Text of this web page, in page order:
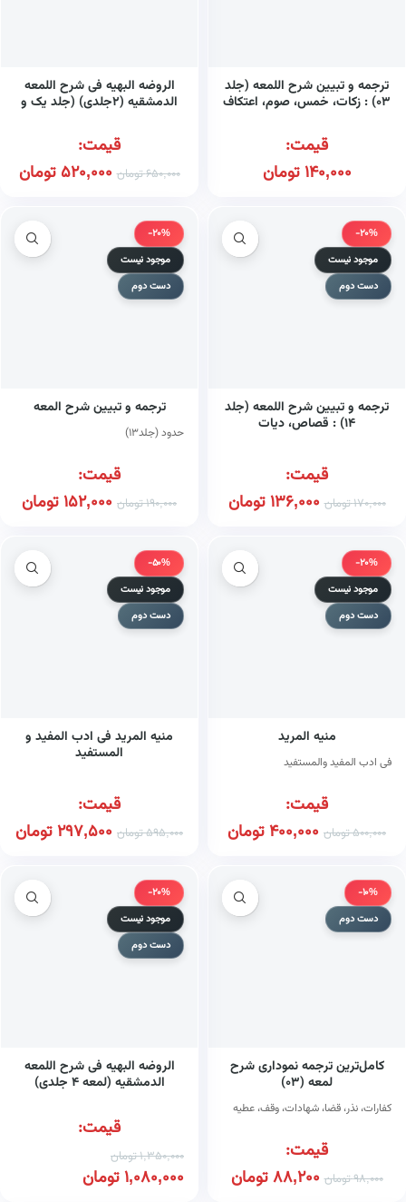
ترجمه و تبیین شرح اللمعه (جلد
۰۳) : زکات، خمس، صوم، اعتکاف
قیمت:
140,000تومان
الروضه البهیه فی شرح اللمعه
الدمشقیه (۲جلدی) (جلد یک و
قیمت:
650,000تومان 520,000 تومان
-20%
موجود نیست
دست دوم
ترجمه و تبیین شرح اللمعه (جلد
۱۴) : قصاص، دیات
قیمت:
170,000تومان 136,000تومان
-20%
موجود نیست
دست دوم
ترجمه و تبیین شرح المعه
حدود (جلد۱۳)
قیمت:
190,000تومان 152,000تومان
-20%
موجود نیست
دست دوم
منیه المرید
فی ادب المفید والمستفید
قیمت:
500,000تومان 400,000تومان
-50%
موجود نیست
دست دوم
منیه المرید فی ادب المفید و
المستفید
قیمت:
595,000تومان 297,500تومان
-10%
دست دوم
کامل‌ترین ترجمه نموداری شرح
لمعه (۰۳)
کفارات، نذر، قضا، شهادات، وقف، عطیه
قیمت:
98,000تومان 88,200تومان
-20%
موجود نیست
دست دوم
الروضه البهیه فی شرح اللمعه
الدمشقیه (لمعه ۴ جلدی)
قیمت:
1,350,000تومان
1,080,000تومان